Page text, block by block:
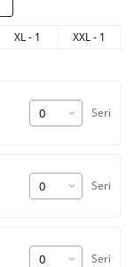
XL - 1 XXL - 1
Seri
Seri
Seri